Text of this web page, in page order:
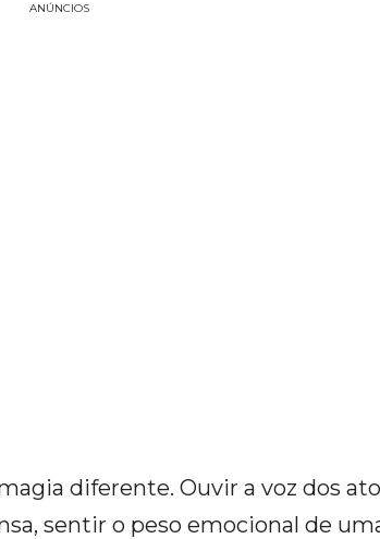
ANÚNCIOS
diferente. Ouvir a voz dos
sentir o peso emocional de